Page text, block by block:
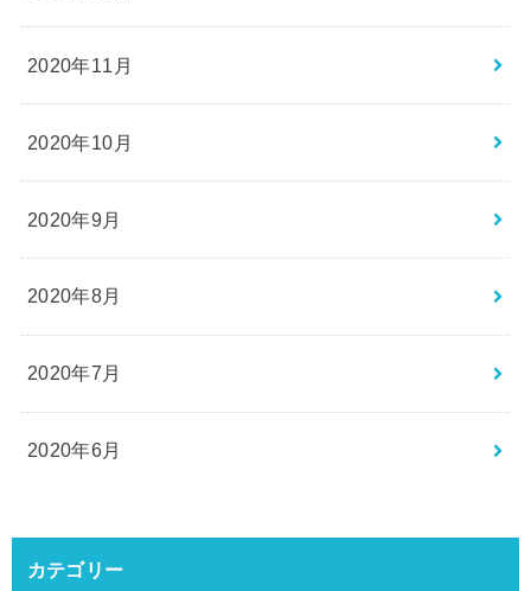
2020年11月
2020年10月
2020年9月
2020年8月
2020年7月
2020年6月
カテゴリー